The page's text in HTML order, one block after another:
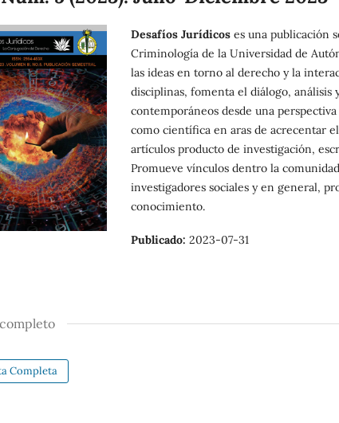
Desafíos Jurídicos es una publicación
Criminología de la Universidad de
las ideas en torno al derecho y la
disciplinas, fomenta el diálogo, análisis
contemporáneos desde una
como científica en aras de acrecentar
artículos producto de investigación,
Promueve vínculos dentro la
investigadores sociales y en general,
conocimiento.
Publicado: 2023-07-31
Completa